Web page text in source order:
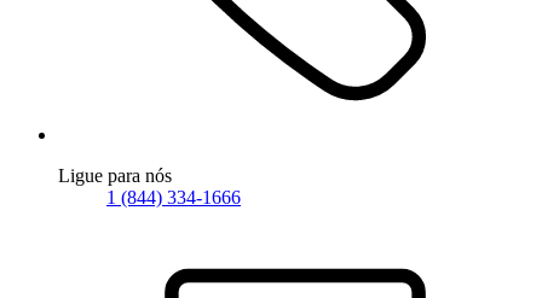
Ligue para nós
1 (844) 334-1666